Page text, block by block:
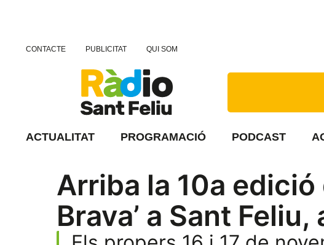
CONTACTE PUBLICITAT QUI SOM
ACTUALITAT PROGRAMACIÓ PODCAST
Arriba la 10a edició
Brava’ a Sant